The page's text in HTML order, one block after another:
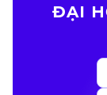
ĐẠI